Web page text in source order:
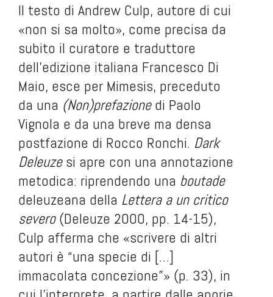
Il testo di Andrew Culp, autore di cui
«non si sa molto», come precisa da
subito il curatore e traduttore
dell’edizione italiana Francesco Di
Maio, esce per Mimesis, preceduto
da una (Non)prefazionedi Paolo
Vignola e da una breve ma densa
postfazione di Rocco Ronchi. Dark
Deleuzesi apre con una annotazione
metodica: riprendendo una boutade
deleuzeana della Lettera a un critico
severo(Deleuze 2000, pp. 14-15),
Culp afferma che «scrivere di altri
autori è “una specie di […]
immacolata concezione”» (p. 33), in